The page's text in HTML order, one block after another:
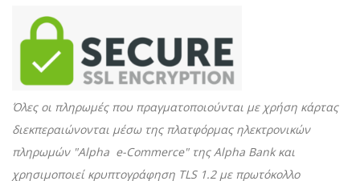
Όλες οι πληρωμές που πραγματοποιούνται με χρήση κάρτας
διεκπεραιώνονται μέσω της πλατφόρμας ηλεκτρονικών
πληρωμών "Alpha e-Commerce" της Alpha Bank και
χρησιμοποιεί κρυπτογράφηση TLS 1.2 με πρωτόκολλο